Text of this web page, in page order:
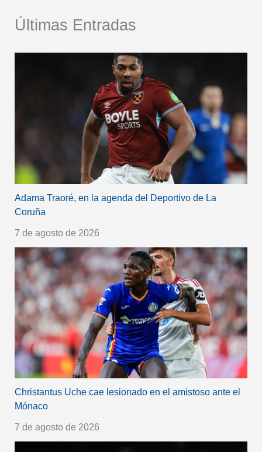
Últimas Entradas
Adama Traoré, en la agenda del Deportivo de La
Coruña
7 de agosto de 2026
Christantus Uche cae lesionado en el amistoso ante el
Mónaco
7 de agosto de 2026